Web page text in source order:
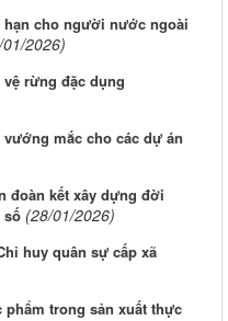
cho người nước ngoài
2026)
rừng đặc dụng
mắc cho các dự án
đoàn kết xây dựng đời
số (28/01/2026)
huy quân sự cấp xã
trong sản xuất thực